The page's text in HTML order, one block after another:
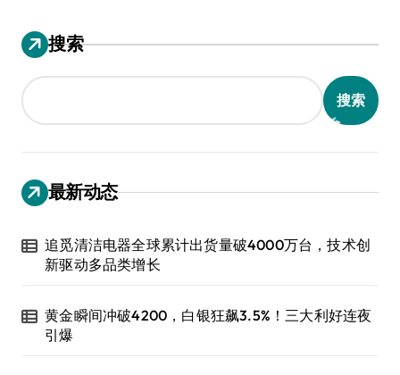
搜索
搜索
最新动态
追觅清洁电器全球累计出货量破4000万台，技术创
新驱动多品类增长
黄金瞬间冲破4200，白银狂飙3.5%！三大利好连夜
引爆